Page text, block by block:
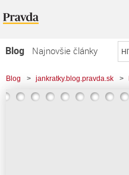
Blog
Najnovšie články
Najčítanejšie články
Najkomentovanejšie články
Blog > jankratky.blog.pravda.sk >